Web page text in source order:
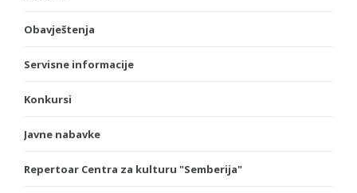
Obavještenja
Servisne informacije
Konkursi
Javne nabavke
Repertoar Centra za kulturu "Semberija"